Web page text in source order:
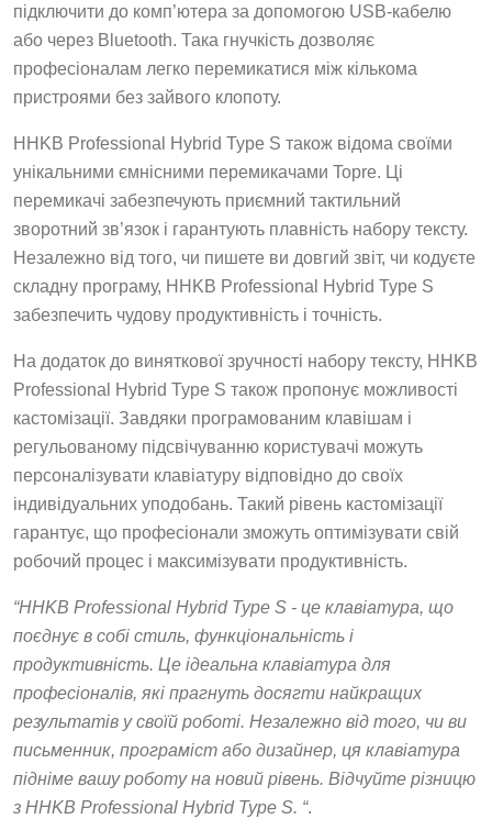
підключити до комп’ютера за допомогою USB-кабелю
або через Bluetooth. Така гнучкість дозволяє
професіоналам легко перемикатися між кількома
пристроями без зайвого клопоту.
HHKB Professional Hybrid Type S також відома своїми
унікальними ємнісними перемикачами Topre. Ці
перемикачі забезпечують приємний тактильний
зворотний зв’язок і гарантують плавність набору тексту.
Незалежно від того, чи пишете ви довгий звіт, чи кодуєте
складну програму, HHKB Professional Hybrid Type S
забезпечить чудову продуктивність і точність.
На додаток до виняткової зручності набору тексту, HHKB
Professional Hybrid Type S також пропонує можливості
кастомізації. Завдяки програмованим клавішам і
регульованому підсвічуванню користувачі можуть
персоналізувати клавіатуру відповідно до своїх
індивідуальних уподобань. Такий рівень кастомізації
гарантує, що професіонали зможуть оптимізувати свій
робочий процес і максимізувати продуктивність.
“HHKB Professional Hybrid Type S - це клавіатура, що
поєднує в собі стиль, функціональність і
продуктивність. Це ідеальна клавіатура для
професіоналів, які прагнуть досягти найкращих
результатів у своїй роботі. Незалежно від того, чи ви
письменник, програміст або дизайнер, ця клавіатура
підніме вашу роботу на новий рівень. Відчуйте різницю
з HHKB Professional Hybrid Type S. “.